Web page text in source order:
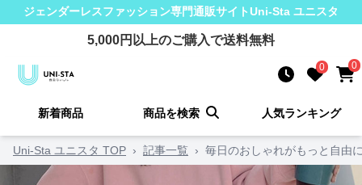
ジェンダーレスファッション専門通販サイトUni-Sta ユニスタ
5,000円以上のご購入で送料無料
0 0
新着商品 商品を検索 人気ランキング
Uni-Sta ユニスタ TOP › 記事一覧 › 毎日のおしゃれがもっと自由